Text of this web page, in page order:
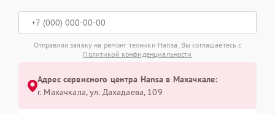
Отправляя заявку на ремонт техники Hansa, Вы соглашаетесь с
Политикой конфиденциальности
Адрес сервисного центра Hansa в Махачкале:
г. Махачкала, ул. Дахадаева, 109